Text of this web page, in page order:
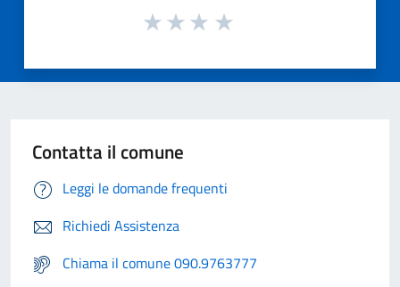
Contatta il comune
Leggi le domande frequenti
Richiedi Assistenza
Chiama il comune 090.9763777